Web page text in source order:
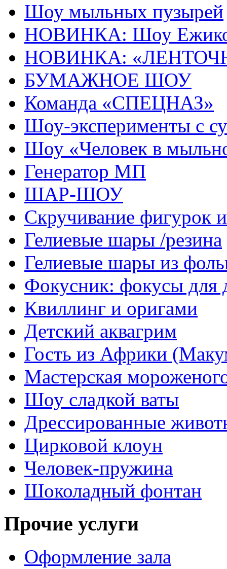
Шоу мыльных пузырей
НОВИНКА: Шоу
НОВИНКА:
БУМАЖНОЕ ШОУ
Команда «СПЕЦНАЗ»
Шоу-эксперименты с
Шоу «Человек в
Генератор МП
ШАР-ШОУ
Скручивание
Гелиевые шары /резина
Гелиевые шары из
Фокусник: фокусы для
Квиллинг и оригами
Детский аквагрим
Гость из Африки
Мастерская
Шоу сладкой ваты
Дрессированные
Цирковой клоун
Человек-пружина
Шоколадный фонтан
Прочие услуги
Оформление зала